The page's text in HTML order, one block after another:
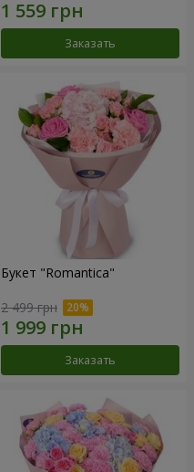
Заказать
Букет "Romantica"
2 499 грн
Заказать